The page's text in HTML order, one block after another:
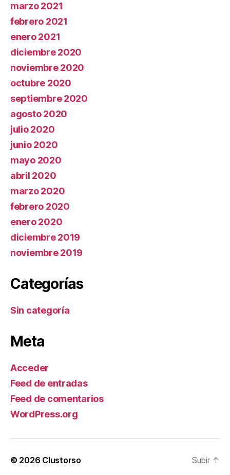
marzo 2021
febrero 2021
enero 2021
diciembre 2020
noviembre 2020
octubre 2020
septiembre 2020
agosto 2020
julio 2020
junio 2020
mayo 2020
abril 2020
marzo 2020
febrero 2020
enero 2020
diciembre 2019
noviembre 2019
Categorías
Sin categoría
Meta
Acceder
Feed de entradas
Feed de comentarios
WordPress.org
© 2026 Clustorso Subir ↑